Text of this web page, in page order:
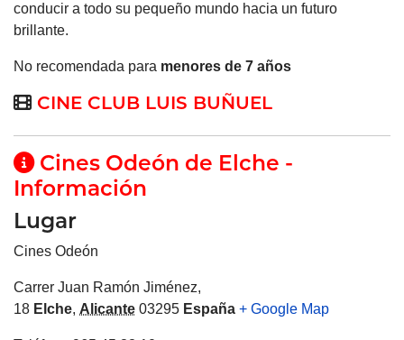
conducir a todo su pequeño mundo hacia un futuro
brillante.
No recomendada para menores de 7 años
CINE CLUB LUIS BUÑUEL
Cines Odeón de Elche -
Información
Lugar
Cines Odeón
Carrer Juan Ramón Jiménez,
18 Elche, Alicante 03295 España + Google Map